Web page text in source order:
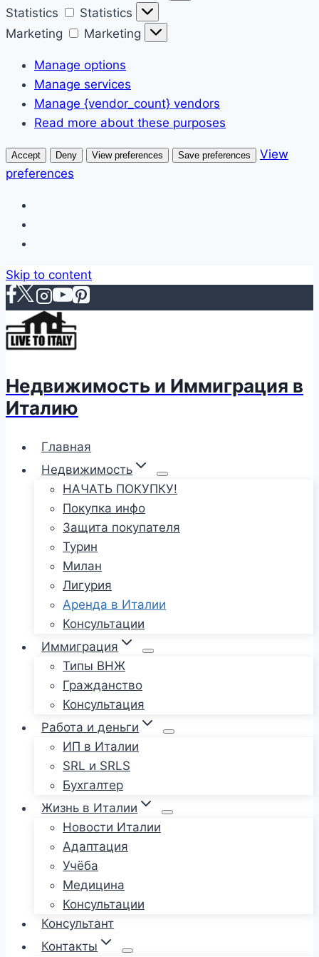
Statistics
Statistics
Marketing
Marketing
Manage options
Manage services
Manage {vendor_count} vendors
Read more about these purposes
Accept Deny View preferences Save preferences
View
preferences
Skip to content
Недвижимость и Иммиграция в
Италию
Главная
Недвижимость
НАЧАТЬ ПОКУПКУ!
Покупка инфо
Защита покупателя
Турин
Милан
Лигурия
Аренда в Италии
Консультации
Иммиграция
Типы ВНЖ
Гражданство
Консультация
Работа и деньги
ИП в Италии
SRL и SRLS
Бухгалтер
Жизнь в Италии
Новости Италии
Адаптация
Учёба
Медицина
Консультации
Консультант
Контакты